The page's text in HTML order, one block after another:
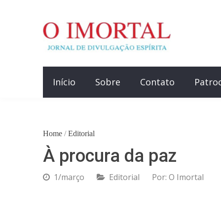
Início Sobre Contato
Home / Editorial
À procura da paz
1/março Editorial Por: O Imortal